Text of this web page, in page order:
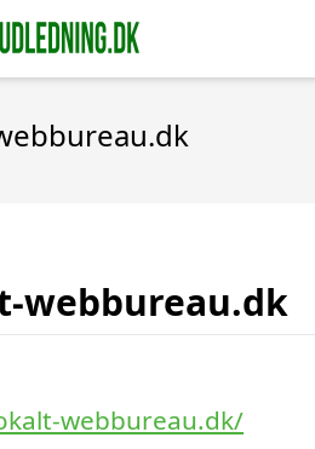
webbureau.dk
webbureau.dk/